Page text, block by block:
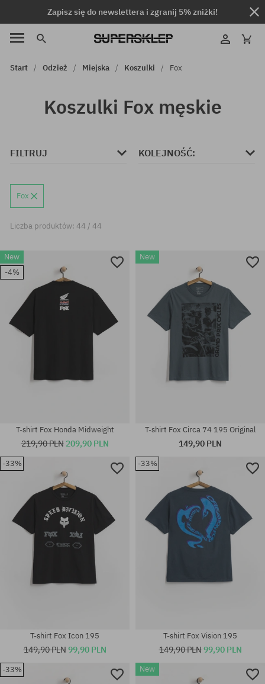
Zapisz się do newslettera i zgranij 5% zniżki!
Start Odzież Miejska Koszulki Fox
Koszulki Fox męskie
FILTRUJ KOLEJNOŚĆ:
Fox
Liczba produktów: 44 / 44
New
-4%
T-shirt Fox Honda Midweight
219,90 PLN 209,90 PLN
New
T-shirt Fox Circa 74 195 Original
149,90 PLN
-33%
T-shirt Fox Icon 195
149,90 PLN99,90 PLN
-33%
T-shirt Fox Vision 195
149,90 PLN99,90 PLN
-33% New